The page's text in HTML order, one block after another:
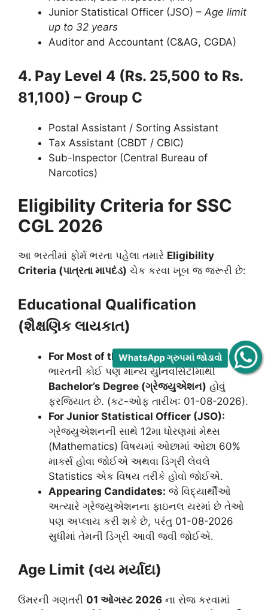
Junior Statistical Officer (JSO) –Age limit
up to 32 years
Auditor and Accountant (C&AG, CGDA)
4. Pay Level 4 (Rs. 25,500 to Rs.
81,100) – Group C
Postal Assistant / Sorting Assistant
Tax Assistant (CBDT / CBIC)
Sub-Inspector (Central Bureau of
Narcotics)
Eligibility Criteria for SSC
CGL 2026
આ ભરતીમાં ફોર્મ ભરતા પહેલા તમારે Eligibility
Criteria (પાત્રતા માપદંડ) ચેક કરવા ખૂબ જ જરૂરી છે:
Educational Qualification
(શૈક્ષણિક લાયકાત)
For Most of the Posts:ઉમેદવાર પાસે
ભારતની કોઈ પણ માન્ય યુનિવર્સિટીમાંથી
Bachelor’s Degree (ગ્રેજ્યુએશન) હોવું
ફરજિયાત છે. (કટ-ઓફ તારીખ: 01-08-2026).
For Junior Statistical Officer (JSO):
ગ્રેજ્યુએશનની સાથે 12મા ધોરણમાં મેથ્સ
(Mathematics) વિષયમાં ઓછામાં ઓછા 60%
માર્ક્સ હોવા જોઈએ અથવા ડિગ્રી લેવલે
Statistics એક વિષય તરીકે હોવો જોઈએ.
Appearing Candidates: જે વિદ્યાર્થીઓ
અત્યારે ગ્રેજ્યુએશનના ફાઇનલ યરમાં છે તેઓ
પણ અપ્લાય કરી શકે છે, પરંતુ 01-08-2026
સુધીમાં તેમની ડિગ્રી આવી જવી જોઈએ.
Age Limit (વય મર્યાદા)
ઉંમરની ગણતરી 01 ઓગસ્ટ 2026 ના રોજ કરવામાં
WhatsApp ગ્રુપમાં જોડાવો